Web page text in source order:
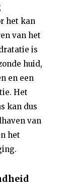
het kan
van het
is
huid,
en een
Het
kan dus
van
het